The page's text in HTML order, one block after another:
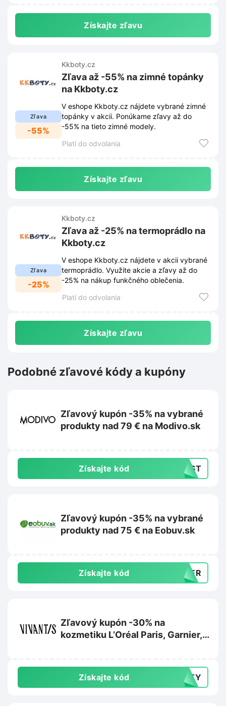
Získajte zľavu
Zľava
-55%
Kkboty.cz
Zľava až -55% na zimné topánky
na Kkboty.cz
V eshope Kkboty.cz nájdete vybrané zimné
topánky v akcii. Ponúkame zľavy až do
-55% na tieto zimné modely.
Platí do odvolania
Získajte zľavu
Zľava
-25%
Kkboty.cz
Zľava až -25% na termoprádlo na
Kkboty.cz
V eshope Kkboty.cz nájdete v akcii vybrané
termoprádlo. Využite akcie a zľavy až do
-25% na nákup funkčného oblečenia.
Platí do odvolania
Získajte zľavu
Podobné zľavové kódy a kupóny
Zľavový kupón -35% na vybrané
produkty nad 79 € na Modivo.sk
Získajte kód LAST
Zľavový kupón -35% na vybrané
produkty nad 75 € na Eobuv.sk
Získajte kód MMER
Zľavový kupón -30% na
kozmetiku L’Oréal Paris, Garnier,
Získajte kód AUTY